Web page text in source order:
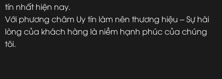
tín nhất hiện nay.
Với phương châm Uy tín làm nên thương hiệu – Sự hài
lòng của khách hàng là niềm hạnh phúc của chúng
tôi.